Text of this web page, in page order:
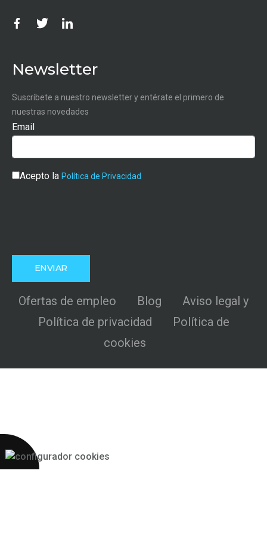
Newsletter
Suscríbete a nuestro newsletter y entérate el primero de
nuestras novedades
Email
Acepto la Política de Privacidad
Ofertas de empleo Blog
Aviso legal y
Política de privacidad
Política de
cookies